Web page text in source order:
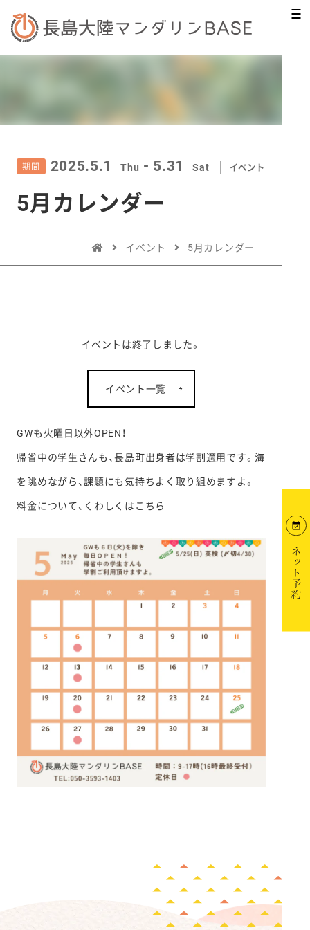
期間 2025.5.1 Thu - 5.31 Sat イベント
5月カレンダー
イベント 5月カレンダー
イベントは終了しました。
イベント一覧
GWも火曜日以外OPEN！
帰省中の学生さんも、長島町出身者は学割適用です。海
を眺めながら、課題にも気持ちよく取り組めますよ。
料金について、くわしくは こちら